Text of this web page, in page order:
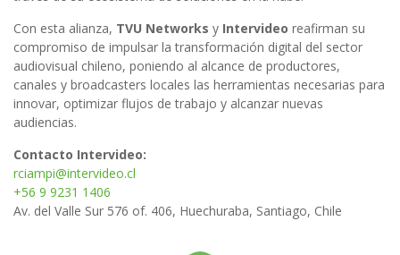
Con esta alianza, TVU Networks y Intervideo reafirman su
compromiso de impulsar la transformación digital del sector
audiovisual chileno, poniendo al alcance de productores,
canales y broadcasters locales las herramientas necesarias para
innovar, optimizar flujos de trabajo y alcanzar nuevas
audiencias.
Contacto Intervideo:
rciampi@intervideo.cl
+56 9 9231 1406
Av. del Valle Sur 576 of. 406, Huechuraba, Santiago, Chile